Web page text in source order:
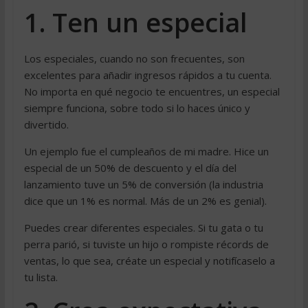
1. Ten un especial
Los especiales, cuando no son frecuentes, son
excelentes para añadir ingresos rápidos a tu cuenta.
No importa en qué negocio te encuentres, un especial
siempre funciona, sobre todo si lo haces único y
divertido.
Un ejemplo fue el cumpleaños de mi madre. Hice un
especial de un 50% de descuento y el día del
lanzamiento tuve un 5% de conversión (la industria
dice que un 1% es normal. Más de un 2% es genial).
Puedes crear diferentes especiales. Si tu gata o tu
perra parió, si tuviste un hijo o rompiste récords de
ventas, lo que sea, créate un especial y notifícaselo a
tu lista.